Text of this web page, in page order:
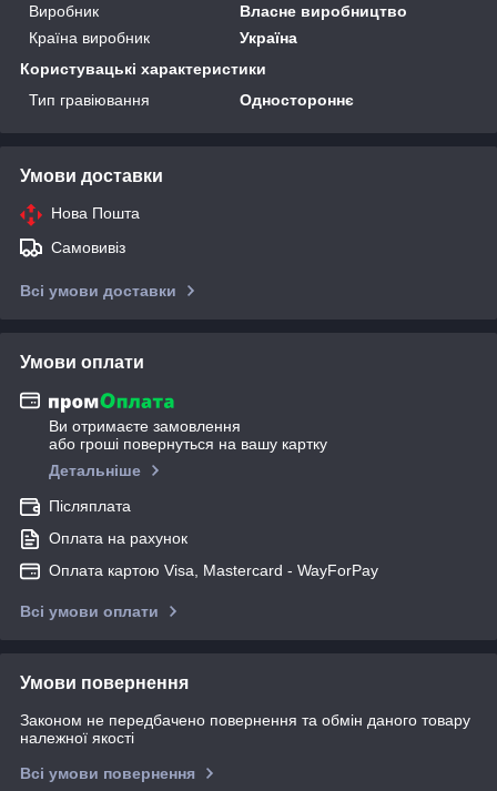
Виробник
Власне виробництво
Країна виробник
Україна
Користувацькi характеристики
Тип гравіювання
Одностороннє
Умови доставки
Нова Пошта
Самовивіз
Всі умови доставки
Умови оплати
Ви отримаєте замовлення
або гроші повернуться на вашу картку
Детальніше
Післяплата
Оплата на рахунок
Оплата картою Visa, Mastercard - WayForPay
Всі умови оплати
Умови повернення
Законом не передбачено повернення та обмін даного товару
належної якості
Всі умови повернення